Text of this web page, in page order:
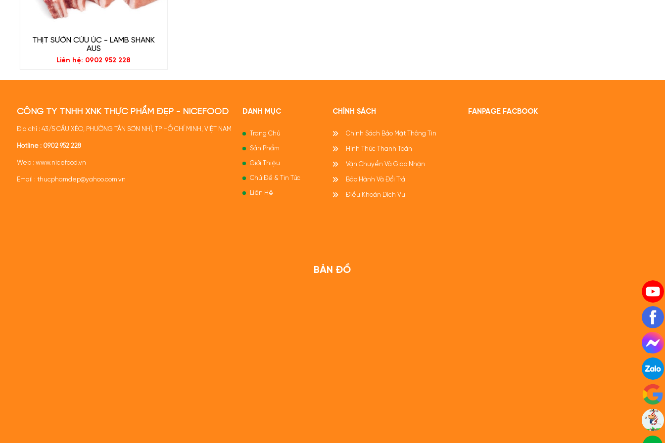
- Chế biến:được sử dụng nhiều cho món sườn cừu nướng BBQ, áp chảo,
THỊT SƯỜN CỪU ÚC - LAMB SHANK
AUS
Liên hệ: 0902 952 228
CÔNG TY TNHH XNK THỰC PHẨM ĐẸP - NICEFOOD
Địa chỉ : 43/5 CẦU XÉO, PHƯỜNG TÂN SƠN NHÌ, TP HỒ CHÍ MINH, VIỆT NAM
Hotline : 0902 952 228
Web : www.nicefood.vn
Email : thucphamdep@yahoo.com.vn
DANH MỤC
Trang Chủ
Sản Phẩm
Giới Thiệu
Chủ Đề & Tin Tức
Liên Hệ
CHÍNH SÁCH
Chính Sách Bảo Mật Thông Tin
Hình Thức Thanh Toán
Vận Chuyển Và Giao Nhận
Bảo Hành Và Đổi Trả
Điều Khoản Dịch Vụ
FANPAGE FACBOOK
BẢN ĐỒ